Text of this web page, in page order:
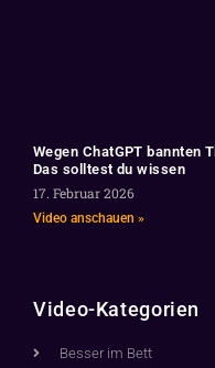
Wegen ChatGPT bannten
Das solltest du wissen
17. Februar 2026
Video anschauen »
Video-Kategorien
Besser im Bett